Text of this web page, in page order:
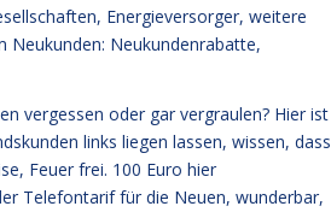
Energieversorger, weitere
Neukundenrabatte,
vergessen oder gar vergraulen? Hier ist
links liegen lassen, wissen, dass
Feuer frei. 100 Euro hier
Telefontarif für die Neuen, wunderbar,